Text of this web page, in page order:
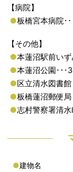
【病院】
●板橋宮本病院･
【その他】
●本蓮沼駅前い
●本蓮沼公園･･･
●区立清水図書
●板橋蓮沼郵便局
●志村警察署清
●建物名